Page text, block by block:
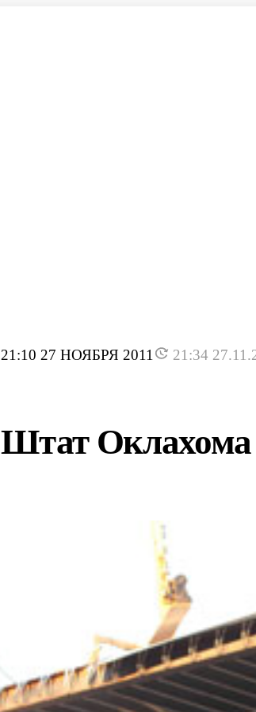
21:10 27 НОЯБРЯ 2011 21:34
Штат Оклахома